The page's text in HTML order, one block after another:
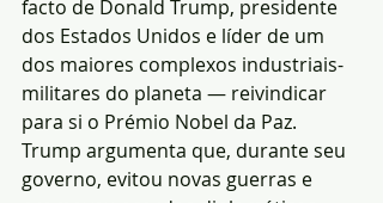
facto de Donald Trump, presidente
dos Estados Unidos e líder de um
dos maiores complexos industriais-
militares do planeta — reivindicar
para si o Prémio Nobel da Paz.
Trump argumenta que, durante seu
governo, evitou novas guerras e